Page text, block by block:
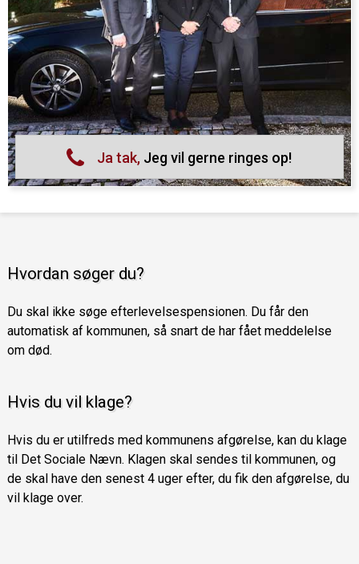
Ja tak, Jeg vil gerne ringes op!
Hvordan søger du?
Du skal ikke søge efterlevelsespensionen. Du får den
automatisk af kommunen, så snart de har fået meddelelse
om død.
Hvis du vil klage?
Hvis du er utilfreds med kommunens afgørelse, kan du klage
til Det Sociale Nævn. Klagen skal sendes til kommunen, og
de skal have den senest 4 uger efter, du fik den afgørelse, du
vil klage over.